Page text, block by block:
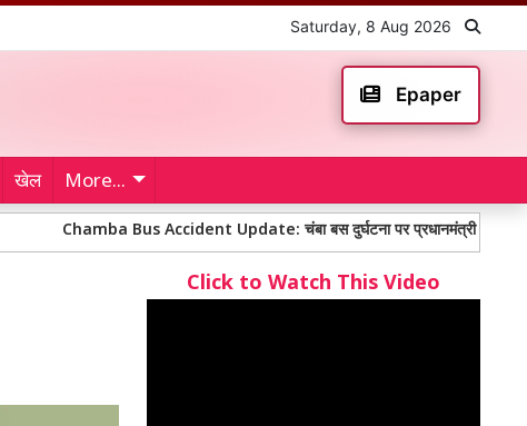
Saturday, 8 Aug 2026
Epaper
खेल More...
Chamba Bus Accident Update: चंबा बस दुर्घटना पर प्रधानमंत्री मोदी ने जताया दुख,
Click to Watch This Video